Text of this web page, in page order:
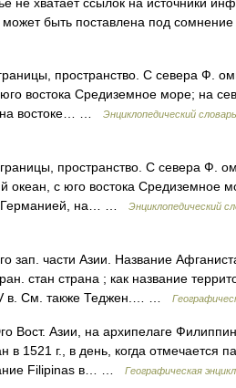
быть поставлена под
пространство. С севера Ф.
востока Средиземное море; на
на востоке… …
Энциклопедический
пространство. С севера Ф.
с юго востока Средиземное
Германией, на… …
Энциклопедический
зап. части Азии. Название
стан страна ; как название
в. См. также Теджен.… …
Вост. Азии, на архипелаге
1521 г., в день, когда отмечается
Filipinas в… …
Географическая